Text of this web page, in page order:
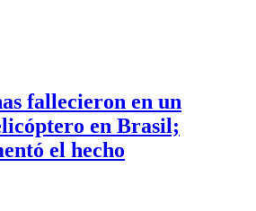
fallecieron en un
en Brasil;
el hecho